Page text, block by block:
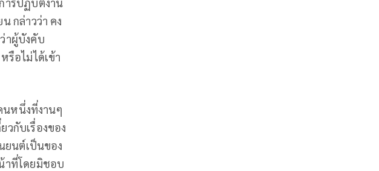
กล่าวว่า คง
าผู้บังคับ
รือไม่ได้เข้า
นหนึ่งที่งานๆ
กับเรื่องของ
ยนต์เป็นของ
าที่โดยมิชอบ